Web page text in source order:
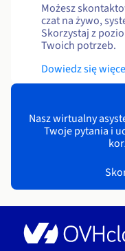
Możesz
czat na żywo,
Skorzystaj z
Twoich potrzeb.
Dowiedz się
Nasz wirtualny
Twoje pytania i